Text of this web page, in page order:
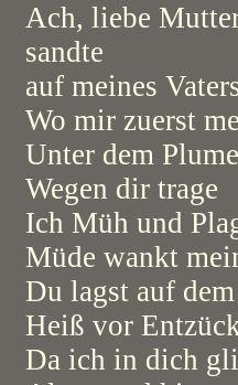
Ach, liebe
sandte
auf meines
Wo mir zuerst
Unter dem
Wegen dir trage
Ich Müh und
Müde wankt
Du lagst auf
Heiß vor
Da ich in dich